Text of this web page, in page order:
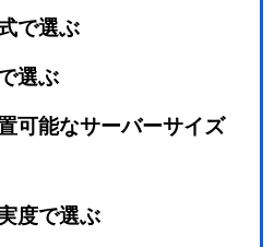
で選ぶ
選ぶ
可能なサーバーサイズ
度で選ぶ